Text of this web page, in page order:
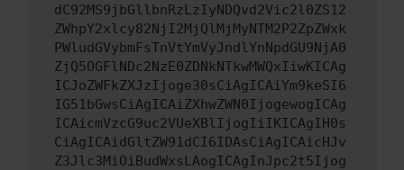
dC92MS9jbGllbnRzLzIyNDQvd2Vic2l0ZS12
ZWhpY2xlcy82NjI2MjQlMjMyNTM2P2ZpZWxk
PWludGVybmFsTnVtYmVyJndlYnNpdGU9NjA0
ZjQ5OGFlNDc2NzE0ZDNkNTkwMWQxIiwKICAg
ICJoZWFkZXJzIjoge30sCiAgICAiYm9keSI6
IG51bGwsCiAgICAiZXhwZWN0IjogewogICAg
ICAicmVzcG9uc2VUeXBlIjogIiIKICAgIH0s
CiAgICAidGltZW91dCI6IDAsCiAgICAicHJv
Z3Jlc3MiOiBudWxsLAogICAgInJpc2t5Ijog